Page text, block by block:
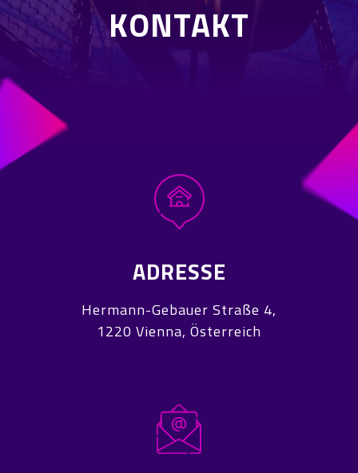
KONTAKT
ADRESSE
Hermann-Gebauer Straße 4,
1220 Vienna, Österreich